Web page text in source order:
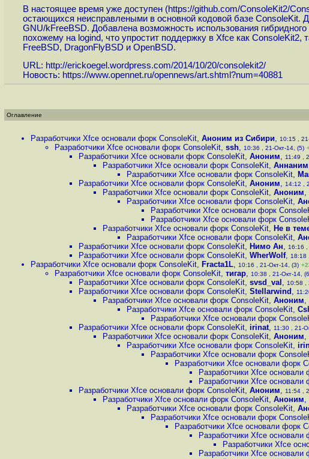
В настоящее время уже доступен (https://github.com/ConsoleKit2/
остающихся неисправлеными в основной кодовой базе
GNU/kFreeBSD. Добавлена возможность использования
похожему на logind, что упростит поддержку в Xfce как
FreeBSD, DragonFlyBSD и OpenBSD.
URL: http://erickoegel.wordpress.com/2014/10/20/consolekit2/
Новость: https://www.opennet.ru/opennews/art.shtml?num=40881
Оглавление
Разработчики Xfce основали форк ConsoleKit, Аноним из Сибири, 10:15 ,
Разработчики Xfce основали форк ConsoleKit, ssh, 10:36 , 21-Окт-14, (5)
Разработчики Xfce основали форк ConsoleKit, Аноним, 11:49 ,
Разработчики Xfce основали форк ConsoleKit, Аннаним
Разработчики Xfce основали форк ConsoleKit,
Разработчики Xfce основали форк ConsoleKit, Аноним, 14:12 ,
Разработчики Xfce основали форк ConsoleKit, Аноним,
Разработчики Xfce основали форк ConsoleKit,
Разработчики Xfce основали форк
Разработчики Xfce основали форк
Разработчики Xfce основали форк ConsoleKit, Не в
Разработчики Xfce основали форк ConsoleKit,
Разработчики Xfce основали форк ConsoleKit, Нимо Ан, 16:16 ,
Разработчики Xfce основали форк ConsoleKit, WherWolf, 18:18
Разработчики Xfce основали форк ConsoleKit, Fracta1L, 10:16 , 21-Окт-14, (3)
Разработчики Xfce основали форк ConsoleKit, тигар, 10:38 , 21-Окт-14,
Разработчики Xfce основали форк ConsoleKit, svsd_val , 10:58 ,
Разработчики Xfce основали форк ConsoleKit, Stellarwind ,
Разработчики Xfce основали форк ConsoleKit, Аноним,
Разработчики Xfce основали форк ConsoleKit,
Разработчики Xfce основали форк
Разработчики Xfce основали форк ConsoleKit, irinat, 11:30 , 21-
Разработчики Xfce основали форк ConsoleKit, Аноним,
Разработчики Xfce основали форк ConsoleKit,
Разработчики Xfce основали форк
Разработчики Xfce основали форк
Разработчики Xfce основали
Разработчики Xfce основали
Разработчики Xfce основали форк ConsoleKit, Аноним, 11:54 ,
Разработчики Xfce основали форк ConsoleKit, Аноним,
Разработчики Xfce основали форк ConsoleKit,
Разработчики Xfce основали форк
Разработчики Xfce основали форк
Разработчики Xfce основали
Разработчики Xfce
Разработчики Xfce основали